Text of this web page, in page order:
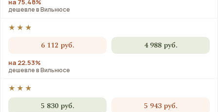
на 75.48%
дешевле в Вильнюсе
★★★
6 112 руб. 4 988 руб.
на 22.53%
дешевле в Вильнюсе
★★★
5 830 руб. 5 943 руб.